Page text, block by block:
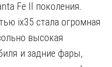
Fe II поколения.
ix35 стала огромная
высокая
и задние фары,